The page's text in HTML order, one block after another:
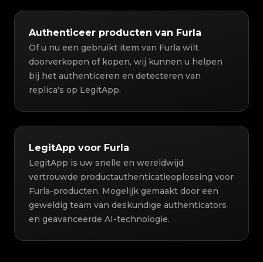
Authenticeer producten van Furla
Of u nu een gebruikt item van Furla wilt
doorverkopen of kopen, wij kunnen u helpen
bij het authenticeren en detecteren van
replica's op LegitApp.
LegitApp voor Furla
LegitApp is uw snelle en wereldwijd
vertrouwde productauthenticatieoplossing voor
Furla-producten. Mogelijk gemaakt door een
geweldig team van deskundige authenticators
en geavanceerde AI-technologie.